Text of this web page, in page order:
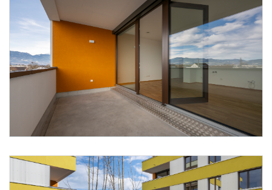
Foto 6: Alpenländische/ Florian Scherl
Foto 7: Alpenländische/ Florian Scherl